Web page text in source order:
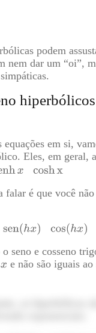
podem
nem dar um “oi”,
equações em si,
Eles, em geral,
falar é que você
seno e cosseno
e não são iguais ao